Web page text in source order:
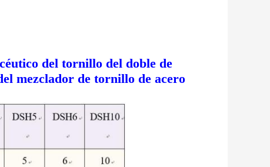
del tornillo del doble de
mezclador de tornillo de acero